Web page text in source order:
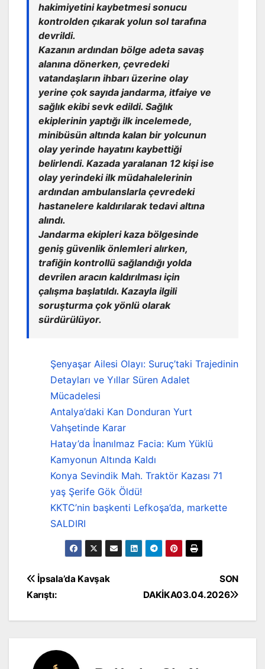
hakimiyetini kaybetmesi sonucu
kontrolden çıkarak yolun sol tarafına
devrildi.
Kazanın ardından bölge adeta savaş
alanına dönerken, çevredeki
vatandaşların ihbarı üzerine olay
yerine çok sayıda jandarma, itfaiye ve
sağlık ekibi sevk edildi. Sağlık
ekiplerinin yaptığı ilk incelemede,
minibüsün altında kalan bir yolcunun
olay yerinde hayatını kaybettiği
belirlendi. Kazada yaralanan 12 kişi ise
olay yerindeki ilk müdahalelerinin
ardından ambulanslarla çevredeki
hastanelere kaldırılarak tedavi altına
alındı.
Jandarma ekipleri kaza bölgesinde
geniş güvenlik önlemleri alırken,
trafiğin kontrollü sağlandığı yolda
devrilen aracın kaldırılması için
çalışma başlatıldı. Kazayla ilgili
soruşturma çok yönlü olarak
sürdürülüyor.
Şenyaşar Ailesi Olayı: Suruç’taki Trajedinin
Detayları ve Yıllar Süren Adalet
Mücadelesi
Antalya’daki Kan Donduran Yurt
Vahşetinde Karar
Hatay’da İnanılmaz Facia: Kum Yüklü
Kamyonun Altında Kaldı
Konya Sevindik Mah. Traktör Kazası 71
yaş Şerife Gök Öldü!
KKTC’nin başkenti Lefkoşa’da, markette
SALDIRI
Yazı
gezinmesi
SON
DAKİKA03.04.2026
İpsala’da Kavşak
Karıştı: